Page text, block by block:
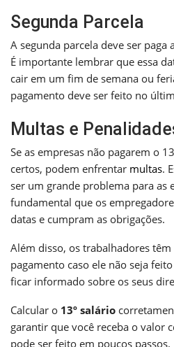
Segunda Parcela
A segunda parcela deve ser paga
É importante lembrar que essa
cair em um fim de semana ou
pagamento deve ser feito no
Multas e
Se as empresas não pagarem o
certos, podem enfrentar multas.
ser um grande problema para as
fundamental que os
datas e cumpram as obrigações.
Além disso, os trabalhadores
pagamento caso ele não seja
ficar informado sobre os seus
Calcular o 13º salário
garantir que você receba o valor
pode ser feito em poucos passos.